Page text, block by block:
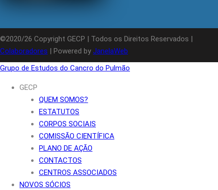
©2020/26 Copyright GECP | Todos os Direitos Reservados |
Colaboradores | Powered by JanelaWeb
Grupo de Estudos do Cancro do Pulmão
GECP
QUEM SOMOS?
ESTATUTOS
CORPOS SOCIAIS
COMISSÃO CIENTÍFICA
PLANO DE AÇÃO
CONTACTOS
CENTROS ASSOCIADOS
NOVOS SÓCIOS